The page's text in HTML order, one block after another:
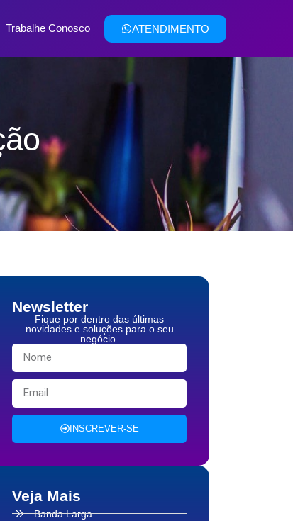
Trabalhe Conosco ATENDIMENTO
Newsletter
Fique por dentro das últimas
novidades e soluções para o seu
negócio.
INSCREVER-SE
Veja Mais
Banda Larga